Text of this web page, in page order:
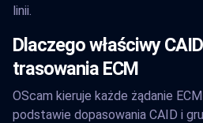
linii.
Dlaczego właściwy
trasowania ECM
OScam kieruje każde żądanie
podstawie dopasowania CAID i